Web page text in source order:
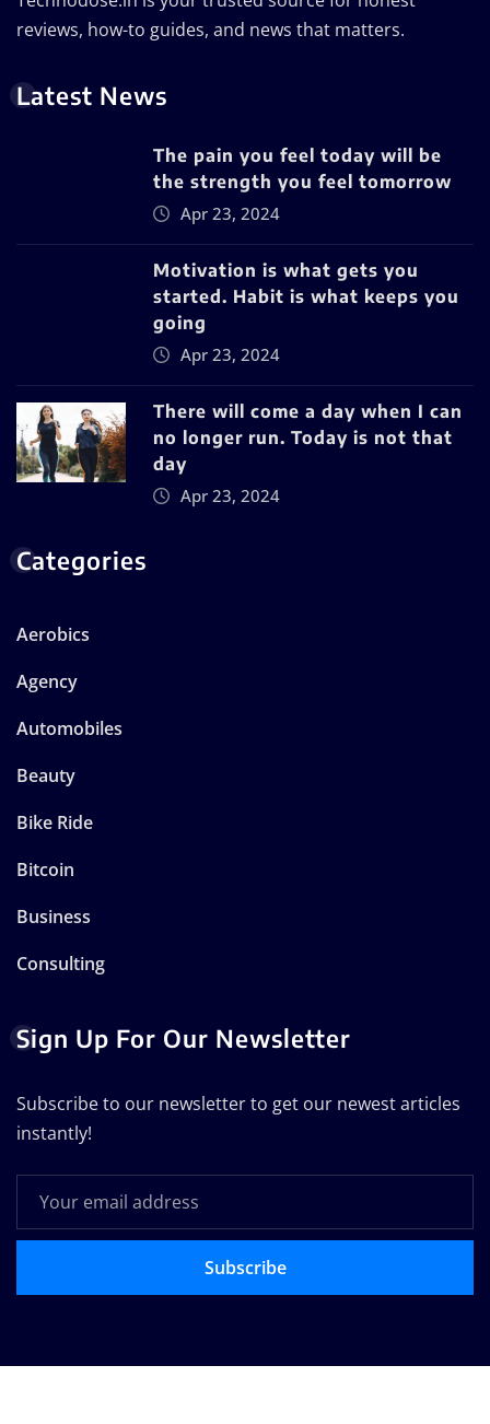
reviews, how-to guides, and news that matters.
Latest News
The pain you feel today will be
the strength you feel tomorrow
Apr 23, 2024
Motivation is what gets you
started. Habit is what keeps you
going
Apr 23, 2024
There will come a day when I can
no longer run. Today is not that
day
Apr 23, 2024
Categories
Aerobics
Agency
Automobiles
Beauty
Bike Ride
Bitcoin
Business
Consulting
Sign Up For Our Newsletter
Subscribe to our newsletter to get our newest articles
instantly!
Subscribe